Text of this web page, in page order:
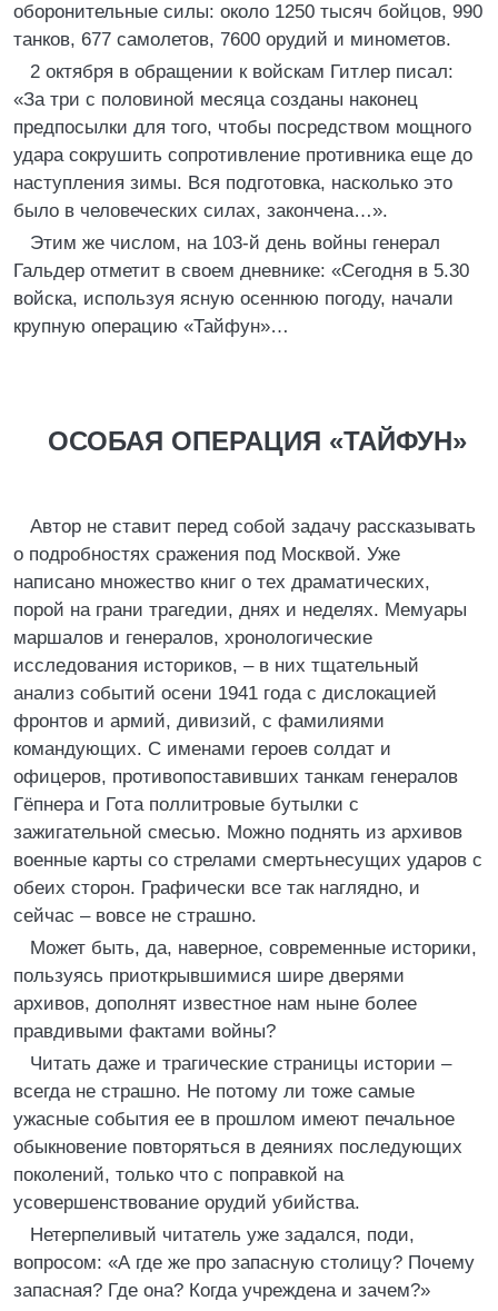
оборонительные силы: около 1250 тысяч бойцов, 990
танков, 677 самолетов, 7600 орудий и минометов.
2 октября в обращении к войскам Гитлер писал:
«За три с половиной месяца созданы наконец
предпосылки для того, чтобы посредством мощного
удара сокрушить сопротивление противника еще до
наступления зимы. Вся подготовка, насколько это
было в человеческих силах, закончена…».
Этим же числом, на 103-й день войны генерал
Гальдер отметит в своем дневнике: «Сегодня в 5.30
войска, используя ясную осеннюю погоду, начали
крупную операцию «Тайфун»…
ОСОБАЯ ОПЕРАЦИЯ «ТАЙФУН»
Автор не ставит перед собой задачу рассказывать
о подробностях сражения под Москвой. Уже
написано множество книг о тех драматических,
порой на грани трагедии, днях и неделях. Мемуары
маршалов и генералов, хронологические
исследования историков, – в них тщательный
анализ событий осени 1941 года с дислокацией
фронтов и армий, дивизий, с фамилиями
командующих. С именами героев солдат и
офицеров, противопоставивших танкам генералов
Гёпнера и Гота поллитровые бутылки с
зажигательной смесью. Можно поднять из архивов
военные карты со стрелами смертьнесущих ударов с
обеих сторон. Графически все так наглядно, и
сейчас – вовсе не страшно.
Может быть, да, наверное, современные историки,
пользуясь приоткрывшимися шире дверями
архивов, дополнят известное нам ныне более
правдивыми фактами войны?
Читать даже и трагические страницы истории –
всегда не страшно. Не потому ли тоже самые
ужасные события ее в прошлом имеют печальное
обыкновение повторяться в деяниях последующих
поколений, только что с поправкой на
усовершенствование орудий убийства.
Нетерпеливый читатель уже задался, поди,
вопросом: «А где же про запасную столицу? Почему
запасная? Где она? Когда учреждена и зачем?»